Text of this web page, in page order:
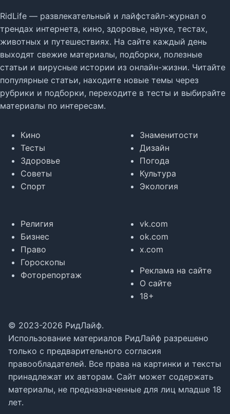
RidLife — развлекательный и лайфстайл-журнал о
трендах интернета, кино, здоровье, науке, тестах,
животных и путешествиях. На сайте каждый день
выходят свежие материалы, подборки, полезные
статьи и вирусные истории из онлайн-жизни. Читайте
популярные статьи, находите новые темы через
рубрики и подборки, переходите в тесты и выбирайте
материалы по интересам.
Кино
Тесты
Здоровье
Советы
Спорт
Знаменитости
Дизайн
Погода
Культура
Экология
Религия
Бизнес
Право
Гороскопы
Фоторепортаж
vk.com
ok.com
x.com
Реклама на сайте
О сайте
18+
© 2023-2026 РидЛайф.
Использование материалов РидЛайф разрешено
только с предварительного согласия
правообладателей. Все права на картинки и тексты
принадлежат их авторам. Сайт может содержать
материалы, не предназначенные для лиц младше 18
лет.